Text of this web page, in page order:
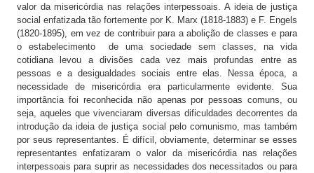
valor da misericórdia nas relações interpessoais. A ideia de justiça
social enfatizada tão fortemente por K. Marx (1818-1883) e F. Engels
(1820-1895), em vez de contribuir para a abolição de classes e para
o estabelecimento de uma sociedade sem classes, na vida
cotidiana levou a divisões cada vez mais profundas entre as
pessoas e a desigualdades sociais entre elas. Nessa época, a
necessidade de misericórdia era particularmente evidente. Sua
importância foi reconhecida não apenas por pessoas comuns, ou
seja, aqueles que vivenciaram diversas dificuldades decorrentes da
introdução da ideia de justiça social pelo comunismo, mas também
por seus representantes. É difícil, obviamente, determinar se esses
representantes enfatizaram o valor da misericórdia nas relações
interpessoais para suprir as necessidades dos necessitados ou para